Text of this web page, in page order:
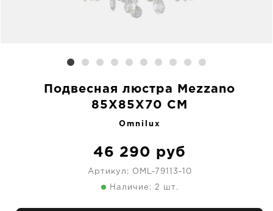
Подвесная люстра Mezzano
85X85X70 CM
Omnilux
46 290 руб
Артикул: OML-79113-10
Наличие: 2 шт.